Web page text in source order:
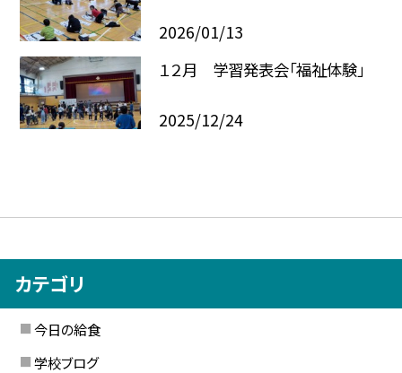
2026/01/13
１２月 学習発表会「福祉体験」
2025/12/24
カテゴリ
今日の給食
学校ブログ